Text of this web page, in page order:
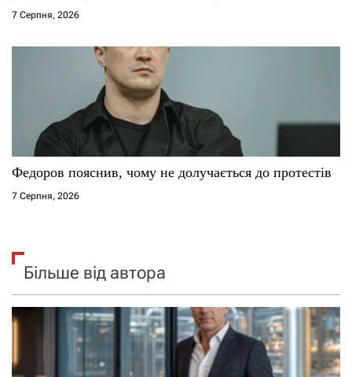
7 Серпня, 2026
Федоров пояснив, чому не долучається до протестів
7 Серпня, 2026
Більше від автора